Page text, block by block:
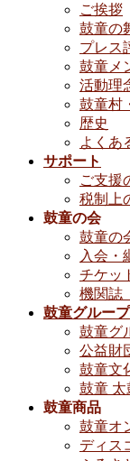
ご挨拶
鼓童の
プレス
鼓童メ
活動理
鼓童村
歴史
よくあ
サポート
ご支援
税制上
鼓童の会
鼓童の
入会・
チケッ
機関誌
鼓童グループ
鼓童グ
公益財
鼓童文
鼓童 太
鼓童商品
鼓童オ
ディス